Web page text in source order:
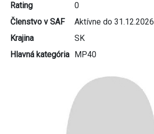
Rating
0
Členstvo v SAF
Aktívne do 31.12.2026
Krajina
SK
Hlavná kategória MP40